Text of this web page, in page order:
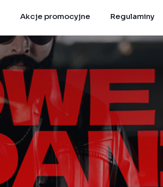
Akcje promocyjne Regulaminy